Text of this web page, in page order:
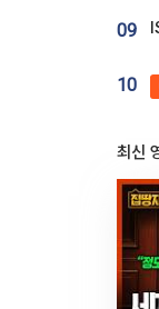
09
10
최신